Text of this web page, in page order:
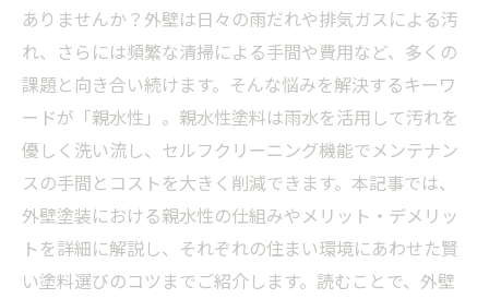
ありませんか？外壁は日々の雨だれや排気ガスによる汚
れ、さらには頻繁な清掃による手間や費用など、多くの
課題と向き合い続けます。そんな悩みを解決するキーワ
ードが「親水性」。親水性塗料は雨水を活用して汚れを
優しく洗い流し、セルフクリーニング機能でメンテナン
スの手間とコストを大きく削減できます。本記事では、
外壁塗装における親水性の仕組みやメリット・デメリッ
トを詳細に解説し、それぞれの住まい環境にあわせた賢
い塗料選びのコツまでご紹介します。読むことで、外壁